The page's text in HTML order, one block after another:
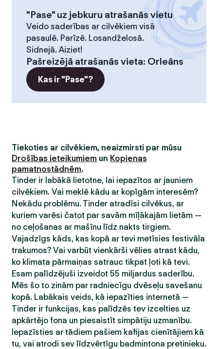
"Pase" uz jebkuru atrašanās vietu
Veido saderības ar cilvēkiem visā
pasaulē. Parīzē. Losandželosā.
Sidnejā. Aiziet!
Pašreizējā atrašanās vieta: Orleāns
Kas ir "Pase"?
Tiekoties ar cilvēkiem, neaizmirsti par mūsu
Drošības ieteikumiem un Kopienas
pamatnostādnēm.
Tinder ir labākā lietotne, lai iepazītos ar jauniem
cilvēkiem. Vai meklē kādu ar kopīgām interesēm?
Nekādu problēmu. Tinder atradīsi cilvēkus, ar
kuriem varēsi čatot par savām mīļākajām lietām —
no ceļošanas ar mašīnu līdz nakts tirgiem.
Vajadzīgs kāds, kas kopā ar tevi metīsies festivāla
trakumos? Vai varbūt vienkārši vēlies atrast kādu,
ko klimata pārmaiņas satrauc tikpat ļoti kā tevi.
Esam palīdzējuši izveidot 55 miljardus saderību.
Mēs šo to zinām par radniecīgu dvēseļu savešanu
kopā. Labākais veids, kā iepazīties internetā —
Tinder ir funkcijas, kas palīdzēs tev izcelties uz
apkārtējo fona un piesaistīt simpātiju uzmanību.
Iepazīsties ar tādiem pašiem kafijas cienītājiem kā
tu, vai atrodi sev līdzvērtīgu badmintona pretinieku.